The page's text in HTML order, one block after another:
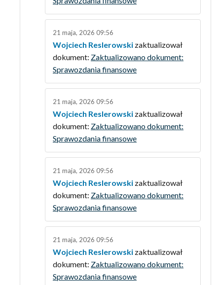
21 maja, 2026 09:56
Wojciech Reslerowski zaktualizował
dokument: Zaktualizowano dokument:
Sprawozdania finansowe
21 maja, 2026 09:56
Wojciech Reslerowski zaktualizował
dokument: Zaktualizowano dokument:
Sprawozdania finansowe
21 maja, 2026 09:56
Wojciech Reslerowski zaktualizował
dokument: Zaktualizowano dokument:
Sprawozdania finansowe
21 maja, 2026 09:56
Wojciech Reslerowski zaktualizował
dokument: Zaktualizowano dokument:
Sprawozdania finansowe